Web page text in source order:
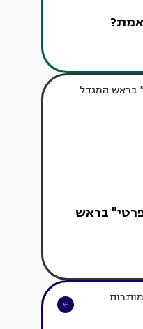
18: "בית פרטי" בראש